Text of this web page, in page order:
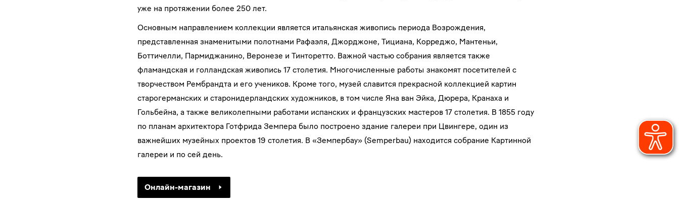
уже на протяжении более 250 лет.
Оcновным направлением коллекции является итальянская живопись периода Возрождения,
представленная знаменитыми полотнами Рафаэля, Джорджоне, Тициана, Корреджо, Мантеньи,
Боттичелли, Пармиджанино, Веронезе и Тинторетто. Важной частью собрания является также
фламандская и голландская живопись 17 столетия. Многочисленные работы знакомят посетителей с
творчеством Рембрандта и его учеников. Кроме того, музей славится прекрасной коллекцией картин
старогерманских и старонидерландских художников, в том числе Яна ван Эйка, Дюрера, Кранаха и
Гольбейна, а также великолепными работами испанских и французских мастеров 17 столетия. В 1855 году
по планам архитектора Готфрида Земпера было построено здание галереи при Цвингере, один из
важнейших музейных проектов 19 столетия. В «Земпербау» (Semperbau) находится собрание Картинной
галереи и по сей день.
Онлайн-магазин